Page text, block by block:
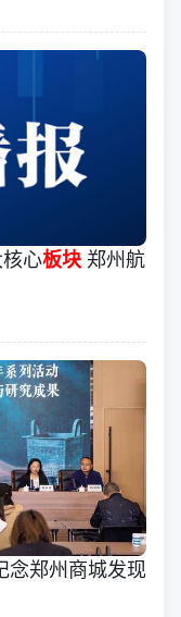
心板块 郑州航
念郑州商城发现